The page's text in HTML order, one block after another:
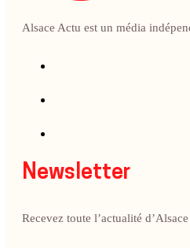
Alsace Actu est un média
Newsletter
Recevez toute l’actualité